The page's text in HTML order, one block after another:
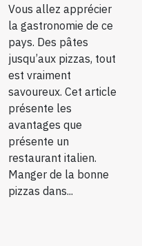
Vous allez apprécier
la gastronomie de ce
pays. Des pâtes
jusqu’aux pizzas, tout
est vraiment
savoureux. Cet article
présente les
avantages que
présente un
restaurant italien.
Manger de la bonne
pizzas dans...